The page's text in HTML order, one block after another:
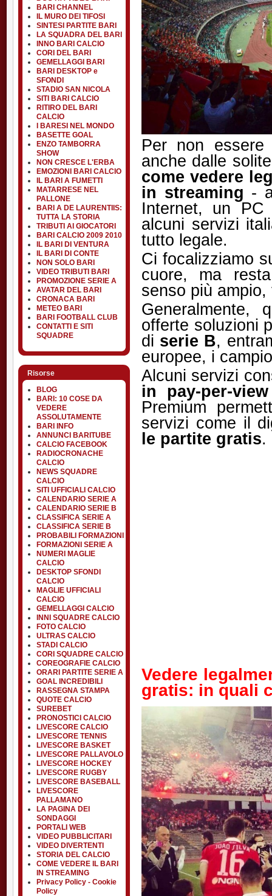
BARI CHANNEL
IL MURO DEI TIFOSI
SINTESI PARTITE BARI
LA SQUADRA DEL BARI
INNO BARI CALCIO
CORI DEL BARI
GEMELLAGGI BARI
BARI DESKTOP e
SFONDI
STADIO SAN NICOLA
SITI BARI CALCIO
RITIRO DEL BARI
CALCIO
I BARESI NEL MONDO
BASETTE GOAL
ENZO TAMBORRA
SHOW
NON CRESCE L'ERBA
EMOZIONI BARI CALCIO
IL BARI A FUMETTI
MATARRESE NEL
PALLONE
BARI A DE LAURENTIIS:
TUTTA LA STORIA
TRIBUTI AI GIOCATORI
BARI CALCIO 2009 2010
IL BARI DI VENTURA
IL BARI DI CONTE
NON SOLO BARI
VIDEO TRIBUTI BARI
PROMOZIONE SERIE A
AVATAR DEL BARI
CRONACA BARI
METEO BARI
BARI FOOTBALL CLUB
CONTATTI E SITI
SQUADRE
Risorse
BLOG
BARI: 10 COSE DA
VEDERE
ASSOLUTAMENTE
BARI INFO
ANNUNCI BARITUBE
CALCIO FACEBOOK
RADIOCRONACHE
CALCIO
NEWS SQUADRE
CALCIO
SITI UFFICIALI CALCIO
CALENDARIO SERIE A
CALENDARIO SERIE B
CLASSIFICA SERIE A
CLASSIFICA SERIE B
PROBABILI FORMAZIONI
FORMAZIONI SERIE A
NUMERI MAGLIE
CALCIO
DESKTOP SFONDI
CALCIO
MAGLIE UFFICIALI
CALCIO
GEMELLAGGI CALCIO
INNI SQUADRE CALCIO
FOTO CALCIO
ULTRAS CALCIO
STADI CALCIO
CORI SQUADRE CALCIO
COREOGRAFIE CALCIO
ORARI PARTITE SERIE A
GOAL INCREDIBILI
RASSEGNA STAMPA
QUOTE CALCIO
SUREBET
PRONOSTICI CALCIO
LIVESCORE CALCIO
LIVESCORE TENNIS
LIVESCORE BASKET
LIVESCORE PALLAVOLO
LIVESCORE HOCKEY
LIVESCORE RUGBY
LIVESCORE BASEBALL
LIVESCORE
PALLAMANO
LA PAGINA DEI
SONDAGGI
PORTALI WEB
VIDEO PUBBLICITARI
VIDEO DIVERTENTI
STORIA DEL CALCIO
COME VEDERE IL BARI
IN STREAMING
Privacy Policy - Cookie
Policy
Per non
anche dalle
come vedere
in streaming -
Internet, un
alcuni servizi
tutto legale.
Ci focalizziamo
cuore, ma
senso più
offerte soluzioni
di serie B,
europee, i
Alcuni servizi
in pay-per-view
Premium
servizi come il
le partite gratis.
Vedere
gratis: in quali